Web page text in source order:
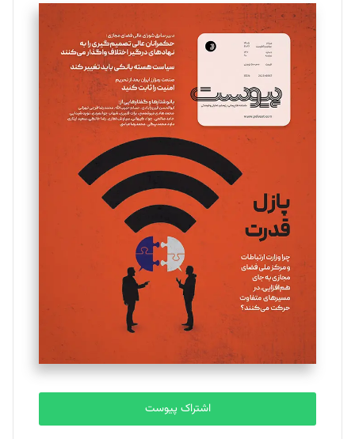
سروش کرمیان
تحریریه
مینا پاکدل
یسنا امان‌پور
تحریریه
ملینا جعفری
تحریریه
مصطفی مسجدی آرانی
تحریریه
بابک نقاش
اشتراک پیوست